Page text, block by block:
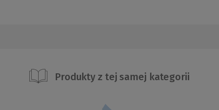
Produkty z tej samej kategorii